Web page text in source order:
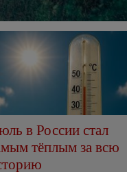
в России стал
тёплым за всю